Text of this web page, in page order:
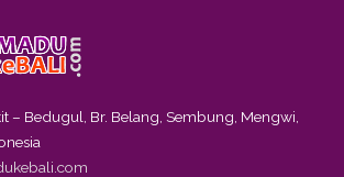
– Bedugul, Br. Belang, Sembung, Mengwi,